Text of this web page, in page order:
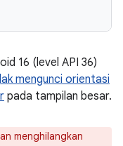
16 (level API 36)
mengunci orientasi
pada tampilan besar.
menghilangkan